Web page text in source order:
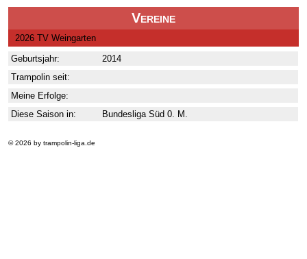
Vereine
2026 TV Weingarten
Geburtsjahr:
2014
Trampolin seit:
Meine Erfolge:
Diese Saison in:
Bundesliga Süd 0. M.
© 2026 by trampolin-liga.de